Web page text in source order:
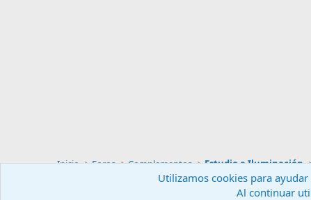
Inicio Foros Complementos Estudio e Iluminación
Utilizamos cookies para
Al continuar